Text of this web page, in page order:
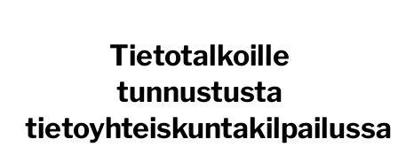
Tietotalkoille
tunnustusta
tietoyhteiskuntakilpailussa